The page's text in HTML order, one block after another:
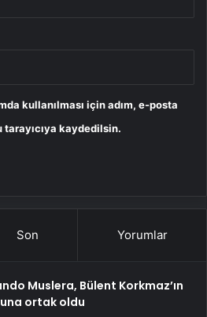
kullanılması için adım, e-posta
kaydedilsin.
Son Yorumlar
Muslera, Bülent Korkmaz’ın
ortak oldu